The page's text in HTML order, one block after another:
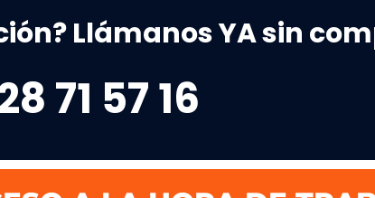
Llámanos YA sin
71 57 16